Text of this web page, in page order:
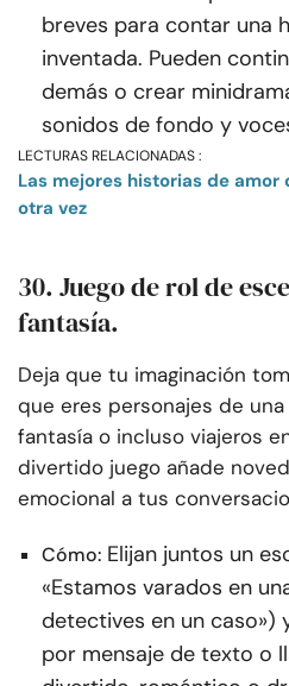
breves para contar una
inventada. Pueden
demás o crear
sonidos de fondo y
LECTURAS RELACIONADAS :
Las mejores historias de amor
otra vez
30. Juego de rol de
fantasía.
Deja que tu imaginación
que eres personajes de
fantasía o incluso viajeros
divertido juego añade
emocional a tus
Cómo: Elijan juntos un
«Estamos varados en
detectives en un caso»)
por mensaje de texto o